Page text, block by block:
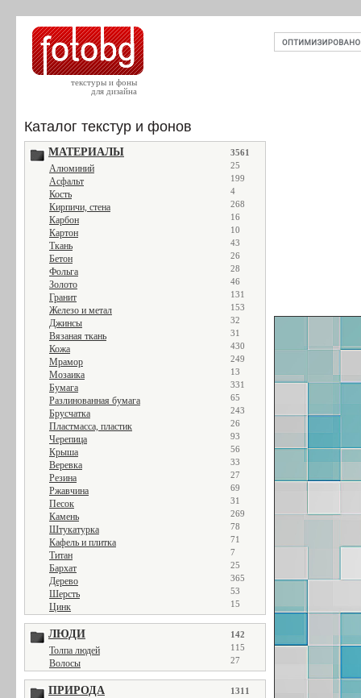
текстуры и фоны
для дизайна
Каталог текстур и фонов
МАТЕРИАЛЫ 3561
Алюминий 25
Асфальт 199
Кость 4
Кирпичи, стена 268
Карбон 16
Картон 10
Ткань 43
Бетон 26
Фольга 28
Золото 46
Гранит 131
Железо и метал 153
Джинсы 32
Вязаная ткань 31
Кожа 430
Мрамор 249
Мозаика 13
Бумага 331
Разлинованная бумага 65
Брусчатка 243
Пластмасса, пластик 26
Черепица 93
Крыша 56
Веревка 33
Резина 27
Ржавчина 69
Песок 31
Камень 269
Штукатурка 78
Кафель и плитка 71
Титан 7
Бархат 25
Дерево 365
Шерсть 53
Цинк 15
ЛЮДИ 142
Толпа людей 115
Волосы 27
ПРИРОДА 1311